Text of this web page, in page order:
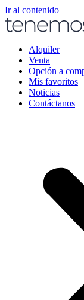
Ir al contenido
Alquiler
Venta
Opción a
Mis favoritos
Noticias
Contáctanos